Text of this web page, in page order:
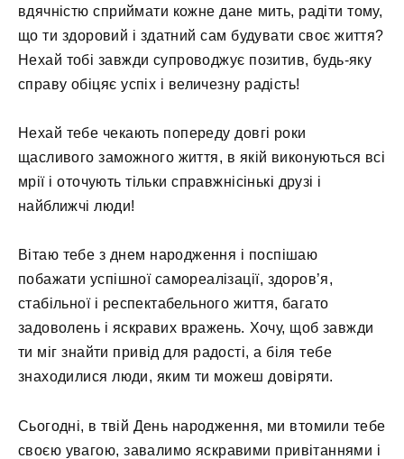
вдячністю сприймати кожне дане мить, радіти тому,
що ти здоровий і здатний сам будувати своє життя?
Нехай тобі завжди супроводжує позитив, будь-яку
справу обіцяє успіх і величезну радість!
Нехай тебе чекають попереду довгі роки
щасливого заможного життя, в якій виконуються всі
мрії і оточують тільки справжнісінькі друзі і
найближчі люди!
Вітаю тебе з днем ​​народження і поспішаю
побажати успішної самореалізації, здоров’я,
стабільної і респектабельного життя, багато
задоволень і яскравих вражень. Хочу, щоб завжди
ти міг знайти привід для радості, а біля тебе
знаходилися люди, яким ти можеш довіряти.
Сьогодні, в твій День народження, ми втомили тебе
своєю увагою, завалимо яскравими привітаннями і